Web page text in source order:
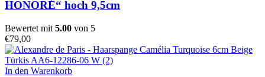
HONORÉ“ hoch 9,5cm
Bewertet mit 5.00 von 5
€79,00
In den Warenkorb